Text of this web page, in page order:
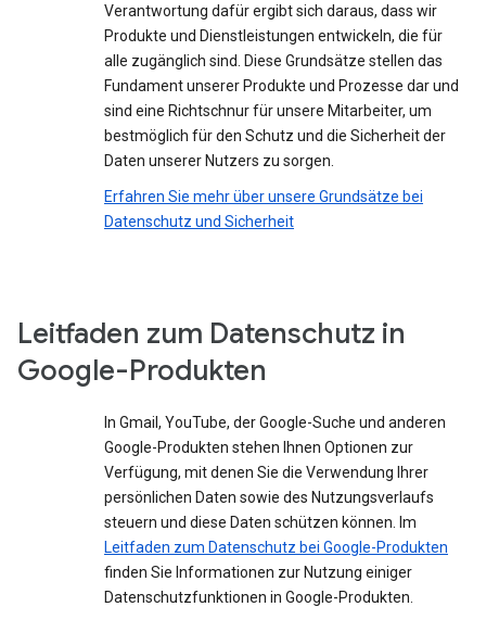
Verantwortung dafür ergibt sich daraus, dass wir
Produkte und Dienstleistungen entwickeln, die für
alle zugänglich sind. Diese Grundsätze stellen das
Fundament unserer Produkte und Prozesse dar und
sind eine Richtschnur für unsere Mitarbeiter, um
bestmöglich für den Schutz und die Sicherheit der
Daten unserer Nutzers zu sorgen.
Erfahren Sie mehr über unsere Grundsätze bei
Datenschutz und Sicherheit
Leitfaden zum Datenschutz in
Google-Produkten
In Gmail, YouTube, der Google-Suche und anderen
Google-Produkten stehen Ihnen Optionen zur
Verfügung, mit denen Sie die Verwendung Ihrer
persönlichen Daten sowie des Nutzungsverlaufs
steuern und diese Daten schützen können. Im
Leitfaden zum Datenschutz bei Google-Produkten
finden Sie Informationen zur Nutzung einiger
Datenschutzfunktionen in Google-Produkten.